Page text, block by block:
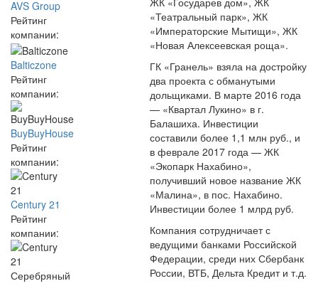
AVS Group
Рейтинг
компании:
Balticzone
Рейтинг
компании:
BuyBuyHouse
Рейтинг
компании:
Century 21
Рейтинг
компании:
«Театральный парк», ЖК
«Императорские Мытищи», ЖК
«Новая Алексеевская роща».
ГК «Гранель» взяла на достройку
два проекта с обманутыми
дольщиками. В марте 2016 года
— «Квартал Лукино» в г.
Балашиха. Инвестиции
составили более 1,1 млн руб., и
в феврале 2017 года — ЖК
«Экопарк Нахабино»,
получивший новое название ЖК
«Малина», в пос. Нахабино.
Инвестиции более 1 млрд руб.
Компания сотрудничает с
ведущими банками Российской
Федерации, среди них Сбербанк
России, ВТБ, Дельта Кредит и т.д.